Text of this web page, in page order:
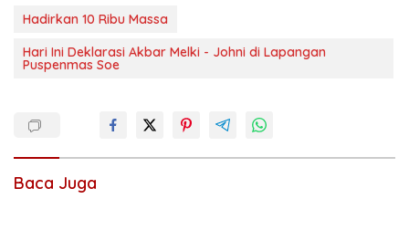
Hadirkan 10 Ribu Massa
Hari Ini Deklarasi Akbar Melki - Johni di Lapangan
Puspenmas Soe
Baca Juga